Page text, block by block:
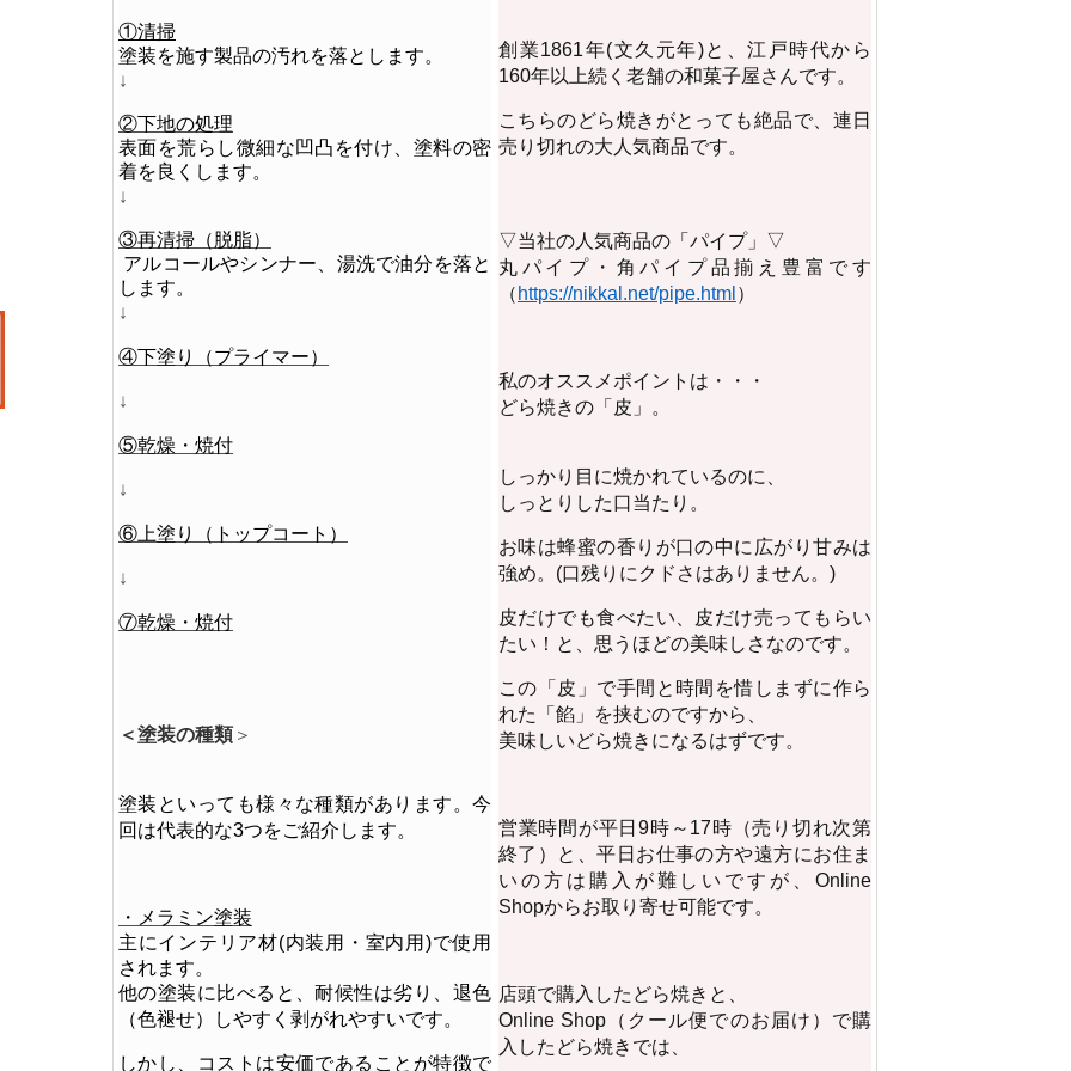
①清掃
塗装を施す製品の汚れを落とします。
↓
②下地の処理
表面を荒らし微細な凹凸を付け、塗料の密
着を良くします。
↓
③再清掃（脱脂）
アルコールやシンナー、湯洗で油分を落と
します。
↓
④​​​​下塗り（プライマー）
↓
⑤乾燥・焼付
↓
⑥上塗り（トップコート）
↓
⑦乾燥・焼付
＜塗装の種類＞
塗装といっても様々な種類があります。 今
回は代表的な3つをご紹介します。
・メラミン塗装
主にインテリア材(内装用・室内用)で使用
されます。
他の塗装に比べると、耐候性は劣り、退色
（色褪せ）しやすく剥がれやすいです。
しかし、コストは安価であることが特徴で
創業1861年(文久元年)と、江戸時代から
160年以上続く老舗の和菓子屋さんです。
こちらのどら焼きがとっても絶品で、連日
売り切れの大人気商品です。
▽当社の人気商品の「パイプ」▽
丸パイプ・角パイプ品揃え豊富です
（ https://nikkal.net/pipe.html ）
私のオススメポイントは・・・
どら焼きの「皮」。
しっかり目に焼かれているのに、
しっとりした口当たり。
お味は蜂蜜の香りが口の中に広がり甘みは
強め。(口残りにクドさはありません。)
皮だけでも食べたい、皮だけ売ってもらい
たい！と、思うほどの美味しさなのです。
この「皮」で手間と時間を惜しまずに作ら
れた「餡」を挟むのですから、
美味しいどら焼きになるはずです。
営業時間が平日9時～17時（売り切れ次第
終了）と、平日お仕事の方や遠方にお住ま
いの方は購入が難しいですが、Online
Shopからお取り寄せ可能です。
店頭で購入したどら焼きと、
Online Shop（クール便でのお届け）で購
入したどら焼きでは、